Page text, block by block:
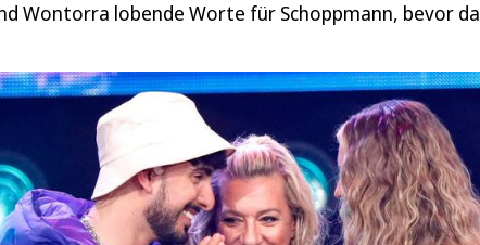
Wontorra lobende Worte für Schoppmann, bevor